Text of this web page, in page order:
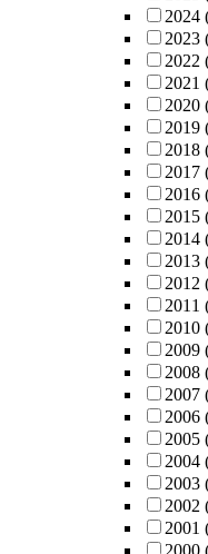
2024
2023
2022
2021
2020
2019
2018
2017
2016
2015
2014
2013
2012
2011
2010
2009
2008
2007
2006
2005
2004
2003
2002
2001
2000